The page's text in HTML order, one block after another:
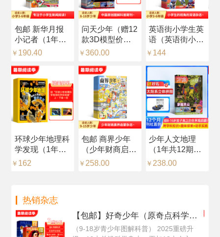
包邮 新华月报
小记者（1年共
12期）（预约全
￥ 190.40
问天少年（赠12
款3D模型价值
216元，每月随
（1年共12期）
（杂志订阅）
￥ 360.00
英语街小学生英
语（英语街小学
版）（中英双
阅）
￥ 144
环球少年地理科
学发现（1年共
12期）（杂志订
￥ 162
包邮 商界少年
（少年财商启
蒙）（1年共12
￥ 258.00
少年人文地理
（1年共12期）
（杂志订阅）
￥ 238.00
热销杂志
【包邮】好奇少年（原奇点科学）
（Science Illustrated 中文版）（1
（9-18岁青少年图解科普） 2025重磅升